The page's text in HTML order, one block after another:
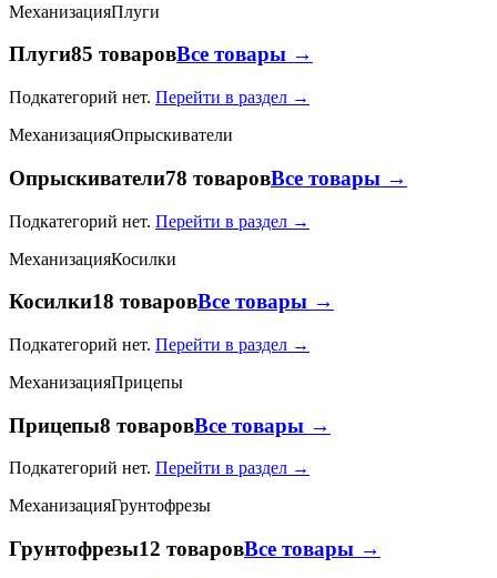
МеханизацияПлуги
Плуги85 товаровВсе товары →
Подкатегорий нет. Перейти в раздел →
МеханизацияОпрыскиватели
Опрыскиватели78 товаровВсе товары →
Подкатегорий нет. Перейти в раздел →
МеханизацияКосилки
Косилки18 товаровВсе товары →
Подкатегорий нет. Перейти в раздел →
МеханизацияПрицепы
Прицепы8 товаровВсе товары →
Подкатегорий нет. Перейти в раздел →
МеханизацияГрунтофрезы
Грунтофрезы12 товаровВсе товары →